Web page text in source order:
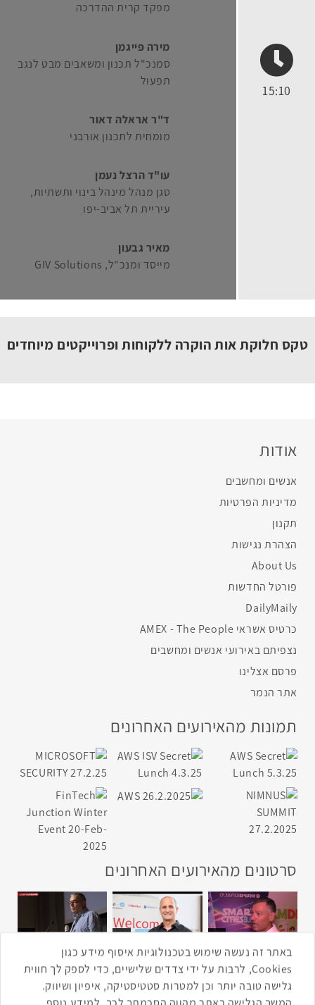
15:10
מפקד קרית ההדרכה
מירה פייגמן
סמנכ"ל תכנון ומשאבים מבט לנגב
תפעול
ד"ר אראלה דאור
מומחית לתכנון אורבני
עו"ד הרצל נעמן
סגן מנהל מינהל בינוי ותשתיות
עיריית תל אביב-יפו
מאיר גבעון
מייסד ומנכ"ל GIV Solutions
טקס חלוקת אות הוקרה ללקוחות ופרוייקטים מיוחדים
אודות
אנשים ומחשבים
מדיניות הפרטיות
תקנון
הצהרת נגישות
About Us
פורטל החדשות
DailyMaily
כרטיס אשראי AMEX - The People
נצפיתם באירועי אנשים ומחשבים
פרסם אצלינו
אתר הנמר
תמונות מהאירועים האחרונים
סרטונים מהאירועים האחרונים
4:00
2:33
1:43
3:52
1:14
באתר זה נעשה שימוש בטכנולוגיות איסוף מידע כגון
Cookies, לרבות על ידי צדדים שלישיים, כדי לספק לך חווית
גלישה טובה יותר וכן למטרות סטטיסטיקה, איפיון ושיווק.